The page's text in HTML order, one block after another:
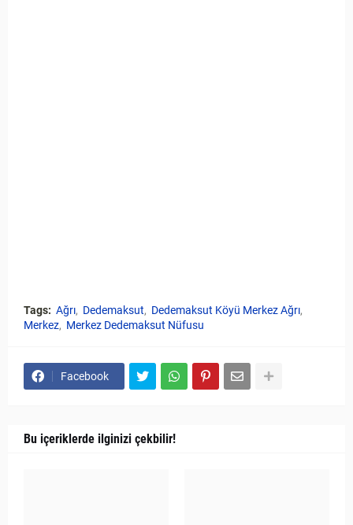
Tags: Ağrı Dedemaksut
Dedemaksut Köyü Merkez Ağrı
Merkez
Merkez Dedemaksut Nüfusu
Facebook
Bu içeriklerde ilginizi çekbilir!